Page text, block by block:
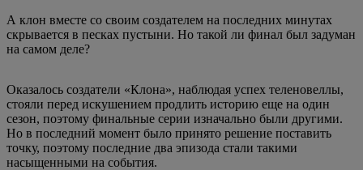
А клон вместе со своим создателем на последних минутах
скрывается в песках пустыни. Но такой ли финал был задуман
на самом деле?
Оказалось создатели «Клона», наблюдая успех теленовеллы,
стояли перед искушением продлить историю еще на один
сезон, поэтому финальные серии изначально были другими.
Но в последний момент было принято решение поставить
точку, поэтому последние два эпизода стали такими
насыщенными на события.